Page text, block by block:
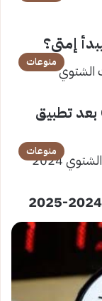
إمتى؟
منوعات
“اعرف الآن”.. مواعيد عمل بنك CIB بعد تطبيق
منوعات